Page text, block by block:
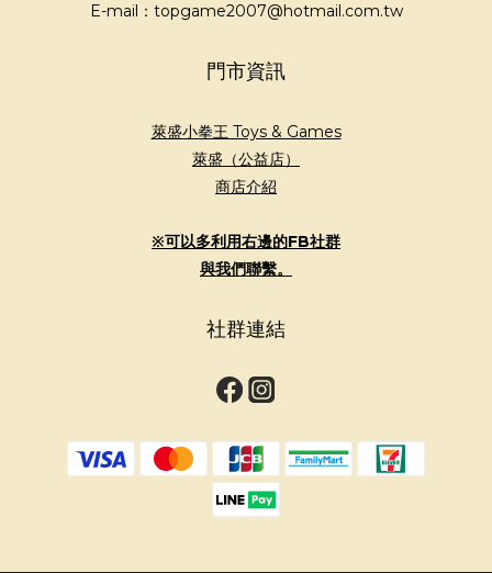
E-mail：topgame2007@hotmail.com.tw
門市資訊
萊盛小拳王 Toys & Games
萊盛（公益店）
商店介紹
※可以多利用右邊的FB社群
與我們聯繫。
社群連結